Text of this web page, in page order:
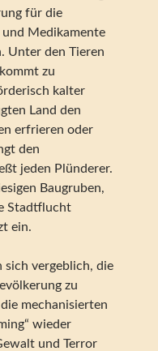
für die
Medikamente
Unter den Tieren
zu
kalter
Land den
erfrieren oder
den
jeden Plünderer.
Baugruben,
Stadtflucht
ein.
sich vergeblich, die
zu
mechanisierten
wieder
und Terror